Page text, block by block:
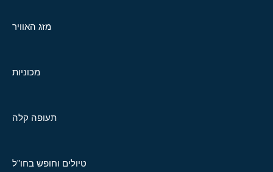
מזג האוויר
מכוניות
תעופה קלה
טיולים וחופש בחו"ל